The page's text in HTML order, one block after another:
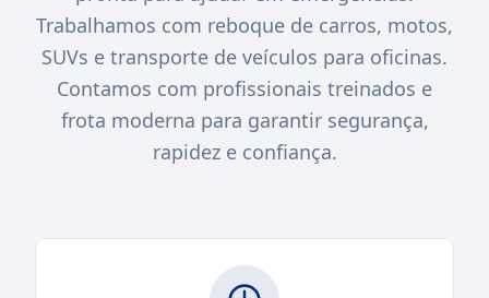
Trabalhamos com reboque de carros, motos,
SUVs e transporte de veículos para oficinas.
Contamos com profissionais treinados e
frota moderna para garantir segurança,
rapidez e confiança.